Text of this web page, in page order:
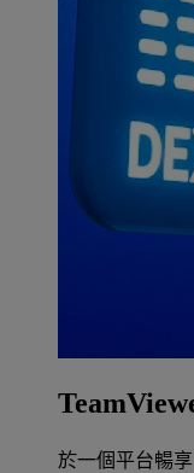
於一個平台暢享